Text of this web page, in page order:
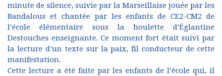
minute de silence, suivie par la Marseillaise jouée par les
Bandalous et chantée par les enfants de CE2-CM2 de
l’école élémentaire sous la houlette d’Églantine
Destouches enseignante. Ce moment fort était suivi par
la lecture d’un texte sur la paix, fil conducteur de cette
manifestation.
Cette lecture a été faite par les enfants de l’école qui, il